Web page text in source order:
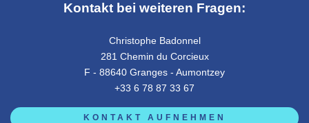
Kontakt bei weiteren Fragen:
Christophe Badonnel
281 Chemin du Corcieux
F - 88640 Granges - Aumontzey
+33 6 78 87 33 67
KONTAKT AUFNEHMEN